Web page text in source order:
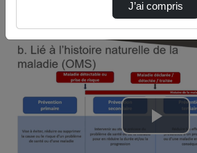
Col. Sciences de la santé
Lire
J’ai compris